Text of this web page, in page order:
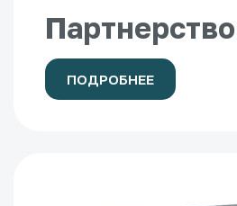
Партнерство
ПОДРОБНЕЕ